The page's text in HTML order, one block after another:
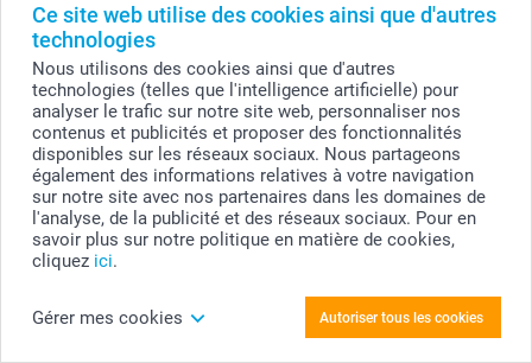
Ce site web utilise des cookies ainsi que d'autres
technologies
Nous utilisons des cookies ainsi que d'autres
technologies (telles que l'intelligence artificielle) pour
analyser le trafic sur notre site web, personnaliser nos
contenus et publicités et proposer des fonctionnalités
disponibles sur les réseaux sociaux. Nous partageons
également des informations relatives à votre navigation
sur notre site avec nos partenaires dans les domaines de
l'analyse, de la publicité et des réseaux sociaux. Pour en
savoir plus sur notre politique en matière de cookies,
cliquez ici.
Gérer mes cookies Autoriser tous les cookies
Cahier Photo
3 variantes
Dès 8,99
(32 avis)
Poster Pêle-mêle
10+ variantes
Dès 4,99
(599 avis)